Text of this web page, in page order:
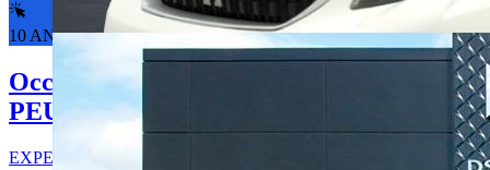
10 ANS DE GARANTIE*
Occasion
PEUGEOT EXPERT
EXPERT Combi Long BlueHDi 120ch S&S BVM6